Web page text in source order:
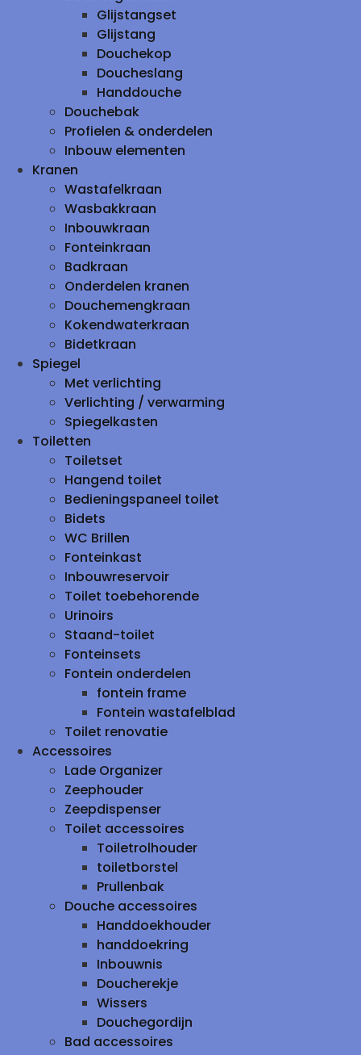
Glijstangset
Glijstang
Douchekop
Doucheslang
Handdouche
Douchebak
Profielen & onderdelen
Inbouw elementen
Kranen
Wastafelkraan
Wasbakkraan
Inbouwkraan
Fonteinkraan
Badkraan
Onderdelen kranen
Douchemengkraan
Kokendwaterkraan
Bidetkraan
Spiegel
Met verlichting
Verlichting / verwarming
Spiegelkasten
Toiletten
Toiletset
Hangend toilet
Bedieningspaneel toilet
Bidets
WC Brillen
Fonteinkast
Inbouwreservoir
Toilet toebehorende
Urinoirs
Staand-toilet
Fonteinsets
Fontein onderdelen
fontein frame
Fontein wastafelblad
Toilet renovatie
Accessoires
Lade Organizer
Zeephouder
Zeepdispenser
Toilet accessoires
Toiletrolhouder
toiletborstel
Prullenbak
Douche accessoires
Handdoekhouder
handdoekring
Inbouwnis
Doucherekje
Wissers
Douchegordijn
Bad accessoires